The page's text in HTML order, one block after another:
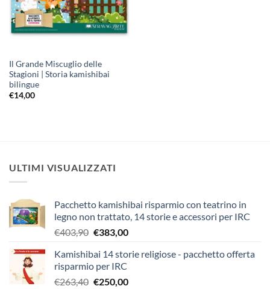
Il Grande Miscuglio delle
Stagioni | Storia kamishibai
bilingue
€14,00
ULTIMI VISUALIZZATI
Pacchetto kamishibai risparmio con teatrino in
legno non trattato, 14 storie e accessori per IRC
€403,90 Il
originale
era:
€403,90.
€383,00Il
attuale
€383,00.
Kamishibai 14 storie religiose - pacchetto offerta
risparmio per IRC
€263,40 Il
€250,00Il